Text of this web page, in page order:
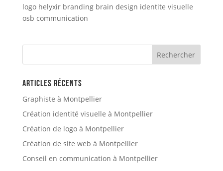
logo helyxir branding brain design identite visuelle
osb communication
Articles récents
Graphiste à Montpellier
Création identité visuelle à Montpellier
Création de logo à Montpellier
Création de site web à Montpellier
Conseil en communication à Montpellier